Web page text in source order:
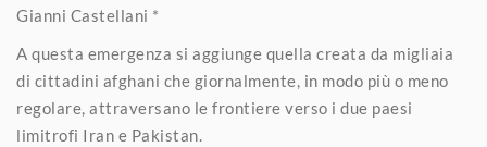
Gianni Castellani *
A questa emergenza si aggiunge quella creata da migliaia
di cittadini afghani che giornalmente, in modo più o meno
regolare, attraversano le frontiere verso i due paesi
limitrofi Iran e Pakistan.